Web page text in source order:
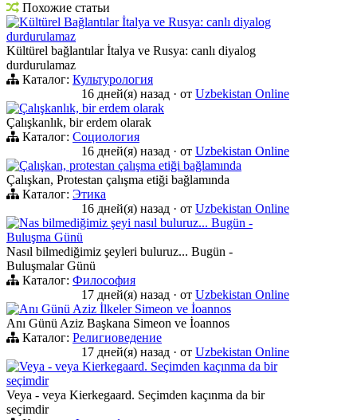
Похожие статьи
Kültürel Bağlantılar İtalya ve Rusya: canlı diyalog
durdurulamaz
Kültürel bağlantılar İtalya ve Rusya: canlı diyalog
durdurulamaz
Каталог: Культурология
16 дней(я) назад · от Uzbekistan Online
Çalışkanlık, bir erdem olarak
Çalışkanlık, bir erdem olarak
Каталог: Социология
16 дней(я) назад · от Uzbekistan Online
Çalışkan, protestan çalışma etiği bağlamında
Çalışkan, Protestan çalışma etiği bağlamında
Каталог: Этика
16 дней(я) назад · от Uzbekistan Online
Nas bilmediğimiz şeyi nasıl buluruz... Bugün -
Buluşma Günü
Nasıl bilmediğimiz şeyleri buluruz... Bugün -
Buluşmalar Günü
Каталог: Философия
17 дней(я) назад · от Uzbekistan Online
Anı Günü Aziz İlkeler Simeon ve İoannos
Anı Günü Aziz Başkana Simeon ve İoannos
Каталог: Религиоведение
17 дней(я) назад · от Uzbekistan Online
Veya - veya Kierkegaard. Seçimden kaçınma da bir
seçimdir
Veya - veya Kierkegaard. Seçimden kaçınma da bir
seçimdir